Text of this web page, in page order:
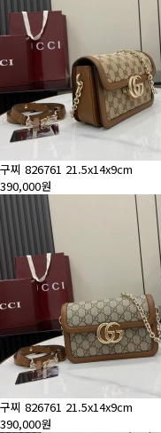
구찌 826761 21.5x14x9cm
390,000원
구찌 826761 21.5x14x9cm
390,000원